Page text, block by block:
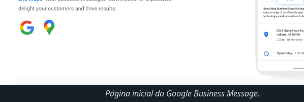
Página inicial do Google Business Message.